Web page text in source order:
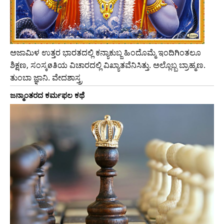
ಅಜಾಮಿಳ ಉತ್ತರ ಭಾರತದಲ್ಲಿ ಕನ್ಯಾಕುಬ್ಜ ಹಿಂದೊಮ್ಮೆ ಇಂದಿಗಿಂತಲೂ
ಶಿಕ್ಷಣ, ಸಂಸ್ಕøತಿಯ ವಿಚಾರದಲ್ಲಿ ವಿಖ್ಯಾತವೆನಿಸಿತ್ತು. ಅಲ್ಲೊಬ್ಬ ಬ್ರಾಹ್ಮಣ.
ತುಂಬಾ ಜ್ಞಾನಿ. ವೇದಶಾಸ್ತ್ರ
ಜನ್ಮಾಂತರದ ಕರ್ಮಫಲ ಕಥೆ